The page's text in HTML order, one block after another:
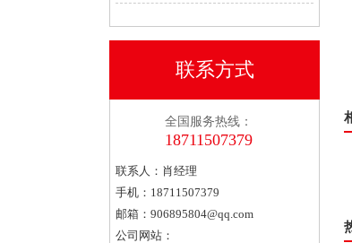
联系方式
全国服务热线：
18711507379
联系人：肖经理
手机：18711507379
邮箱： 906895804@qq.com
公司网站：
泛塞封o型密封弹簧